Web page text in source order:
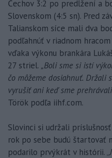
Čechov 3:2 po predĺžení a
Slovenskom (4:5 sn). Pred
Talianskom síce mali dva
podľahnúť v riadnom
vďaka výkonu brankára
27 striel. „Boli sme si istí
čo môžeme dosiahnuť. Držali
vyrušiť ani keď sme
Török podľa iihf.com.
Slovinci si udržali
rok po sebe budú štartovať
podarilo prvýkrát v histórii. „